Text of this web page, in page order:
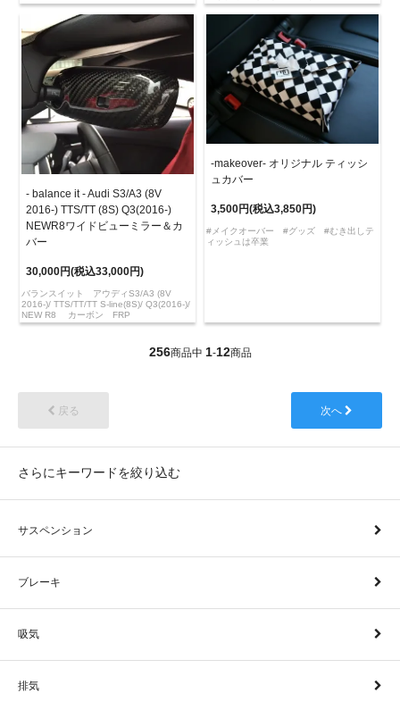
- balance it - Audi S3/A3 (8V
2016-) TTS/TT (8S) Q3(2016-)
NEWR8ワイドビューミラー＆カ
バー
30,000円(税込33,000円)
バランスイット アウディS3/A3 (8V
2016-)/ TTS/TT/TT S-line(8S)/ Q3(2016-)/
NEW R8 カーボン FRP
-makeover- オリジナル ティッシ
ュカバー
3,500円(税込3,850円)
#メイクオーバー #グッズ #むき出しテ
ィッシュは卒業
256商品中 1-12商品
戻る 次へ
さらにキーワードを絞り込む
サスペンション
ブレーキ
吸気
排気